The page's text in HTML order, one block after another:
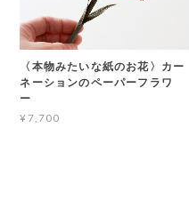
〈本物みたいな紙のお花〉カー
ネーションのペーパーフラワ
ー
¥7,700